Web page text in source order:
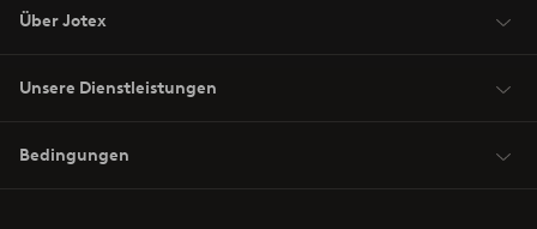
Über Jotex
Unsere Dienstleistungen
Bedingungen